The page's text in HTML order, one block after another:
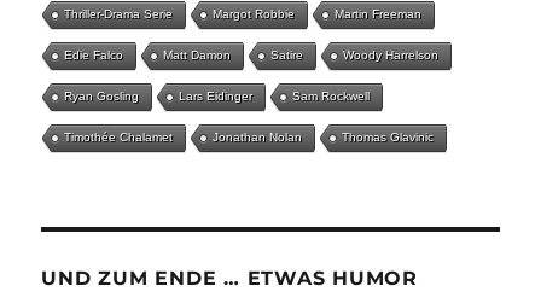
Thriller-Drama Serie Margot Robbie Martin Freeman
Edie Falco Matt Damon Satire Woody Harrelson
Ryan Gosling Lars Eidinger Sam Rockwell
Timothée Chalamet Jonathan Nolan Thomas Glavinic
UND ZUM ENDE … ETWAS HUMOR